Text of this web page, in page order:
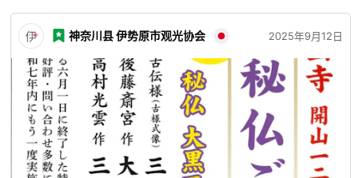
神奈川县 伊势原市观光协会 2025年9月12日